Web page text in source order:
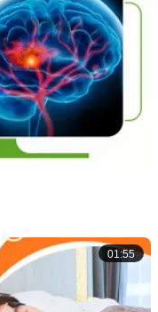
01:55